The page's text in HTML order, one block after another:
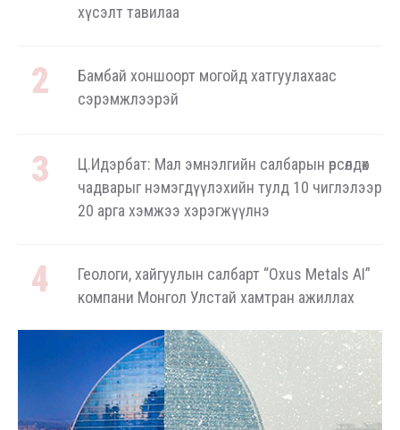
хүсэлт тавилаа
Бамбай хоншоорт могойд хатгуулахаас
сэрэмжлээрэй
Ц.Идэрбат: Мал эмнэлгийн салбарын өрсөлдөх
чадварыг нэмэгдүүлэхийн тулд 10 чиглэлээр
20 арга хэмжээ хэрэгжүүлнэ
Геологи, хайгуулын салбарт “Oxus Metals AI”
компани Монгол Улстай хамтран ажиллах
COP17 хурлын үеэр "Нарантуул",
"Дүнжингарав" худалдааны төвийн авто